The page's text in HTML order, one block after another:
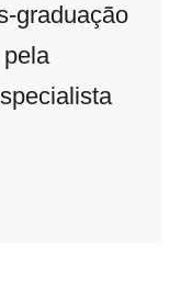
graduação